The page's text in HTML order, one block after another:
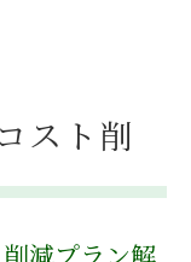
スト削